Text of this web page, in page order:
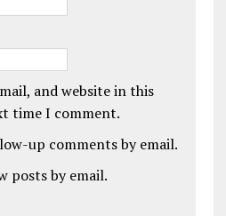
and website in this
time I comment.
up comments by email.
posts by email.